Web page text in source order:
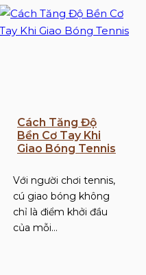
Cách Tăng Độ
Bền Cơ Tay Khi
Giao Bóng Tennis
Với người chơi tennis,
cú giao bóng không
chỉ là điểm khởi đầu
của mỗi…